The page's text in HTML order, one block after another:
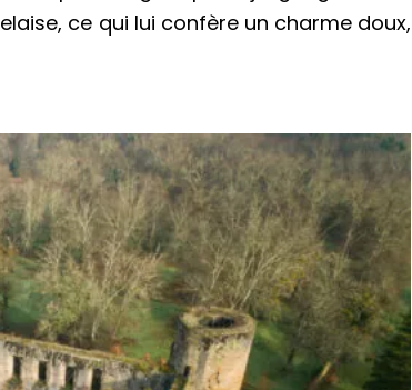
ce qui lui confère un charme doux,